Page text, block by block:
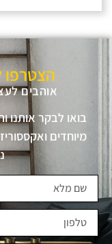
הצטרפו
אוהבים
בואו לבקר אותנו
מיוחדים